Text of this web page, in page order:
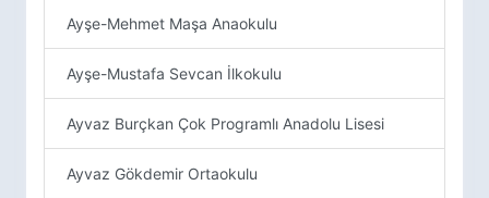
Ayşe-Mehmet Maşa Anaokulu
Ayşe-Mustafa Sevcan İlkokulu
Ayvaz Burçkan Çok Programlı Anadolu Lisesi
Ayvaz Gökdemir Ortaokulu